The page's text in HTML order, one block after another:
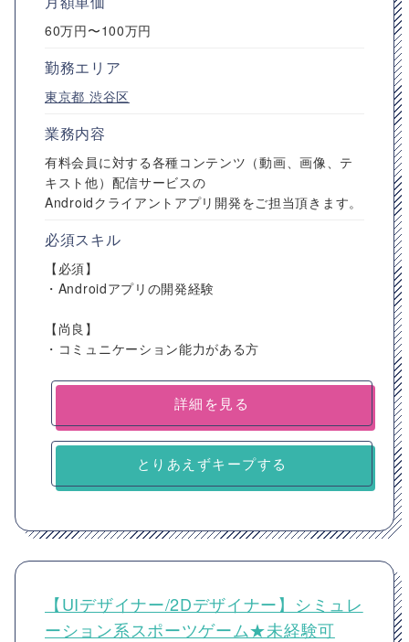
60万円〜100万円
勤務エリア
東京都 渋谷区
業務内容
有料会員に対する各種コンテンツ（動画、画像、テ
キスト他）配信サービスの
Androidクライアントアプリ開発をご担当頂きます。
必須スキル
【必須】
・Androidアプリの開発経験
【尚良】
・コミュニケーション能力がある方
詳細を見る
とりあえずキープする
【UIデザイナー/2Dデザイナー】シミュレ
ーション系スポーツゲーム★未経験可